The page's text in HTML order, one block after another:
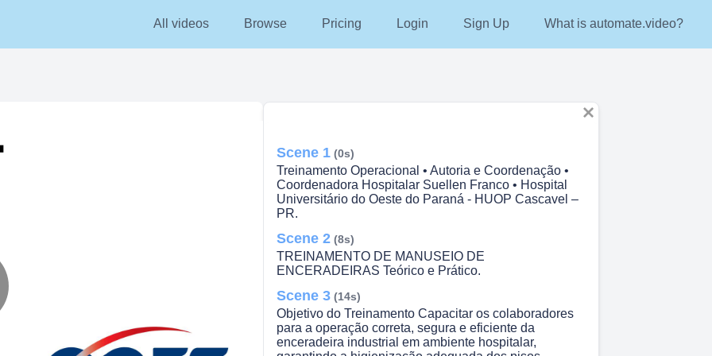
All videos Browse Pricing Login Sign Up What is automate.video?
Scene 1 (0s)
Treinamento Operacional • Autoria e Coordenação •
Coordenadora Hospitalar Suellen Franco • Hospital
Universitário do Oeste do Paraná - HUOP Cascavel –
PR.
Scene 2 (8s)
TREINAMENTO DE MANUSEIO DE
ENCERADEIRAS Teórico e Prático.
Scene 3 (14s)
Objetivo do Treinamento Capacitar os colaboradores
para a operação correta, segura e eficiente da
enceradeira industrial em ambiente hospitalar,